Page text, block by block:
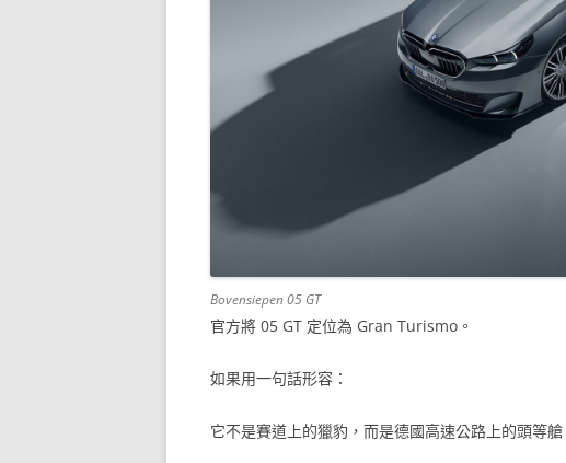
Bovensiepen 05 GT
官方將 05 GT 定位為 Gran Turismo。
如果用一句話形容：
它不是賽道上的獵豹，而是德國高速公路上的頭等艙